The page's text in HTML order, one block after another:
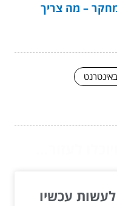
– מה צריך
עכשיו